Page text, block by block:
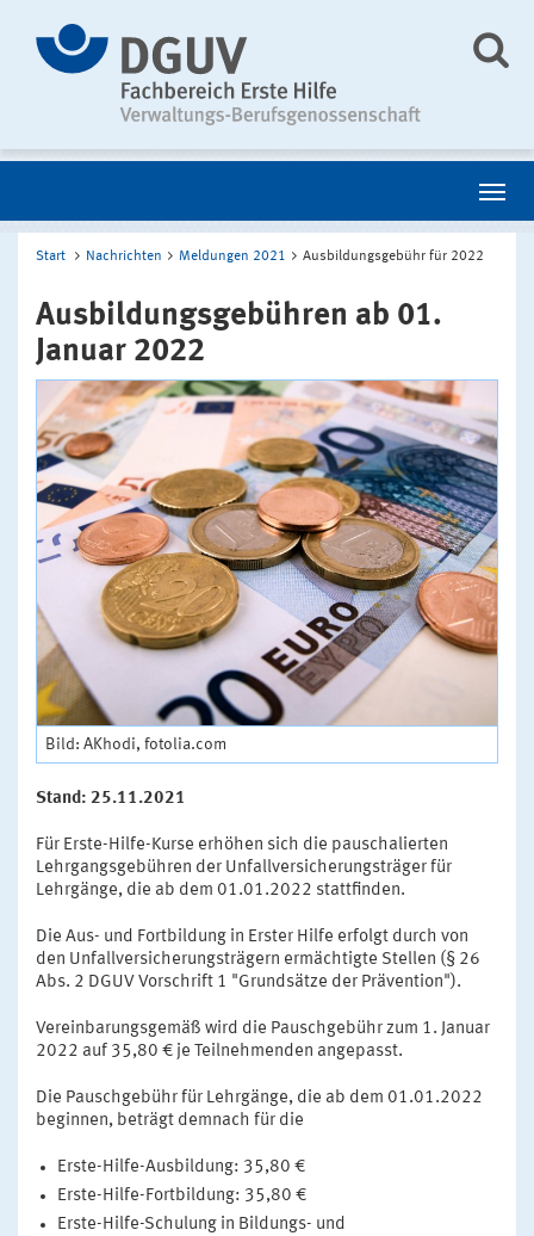
Start Nachrichten Meldungen 2021 Ausbildungsgebühr für 2022
Ausbildungsgebühren ab 01.
Januar 2022
Bild: AKhodi, fotolia.com
Stand: 25.11.2021
Für Erste-Hilfe-Kurse erhöhen sich die pauschalierten
Lehrgangsgebühren der Unfallversicherungsträger für
Lehrgänge, die ab dem 01.01.2022 stattfinden.
Die Aus- und Fortbildung in Erster Hilfe erfolgt durch von
den Unfallversicherungsträgern ermächtigte Stellen (§ 26
Abs. 2 DGUV Vorschrift 1 "Grundsätze der Prävention").
Vereinbarungsgemäß wird die Pauschgebühr zum 1. Januar
2022 auf 35,80 € je Teilnehmenden angepasst.
Die Pauschgebühr für Lehrgänge, die ab dem 01.01.2022
beginnen, beträgt demnach für die
Erste-Hilfe-Ausbildung: 35,80 €
Erste-Hilfe-Fortbildung: 35,80 €
Erste-Hilfe-Schulung in Bildungs- und